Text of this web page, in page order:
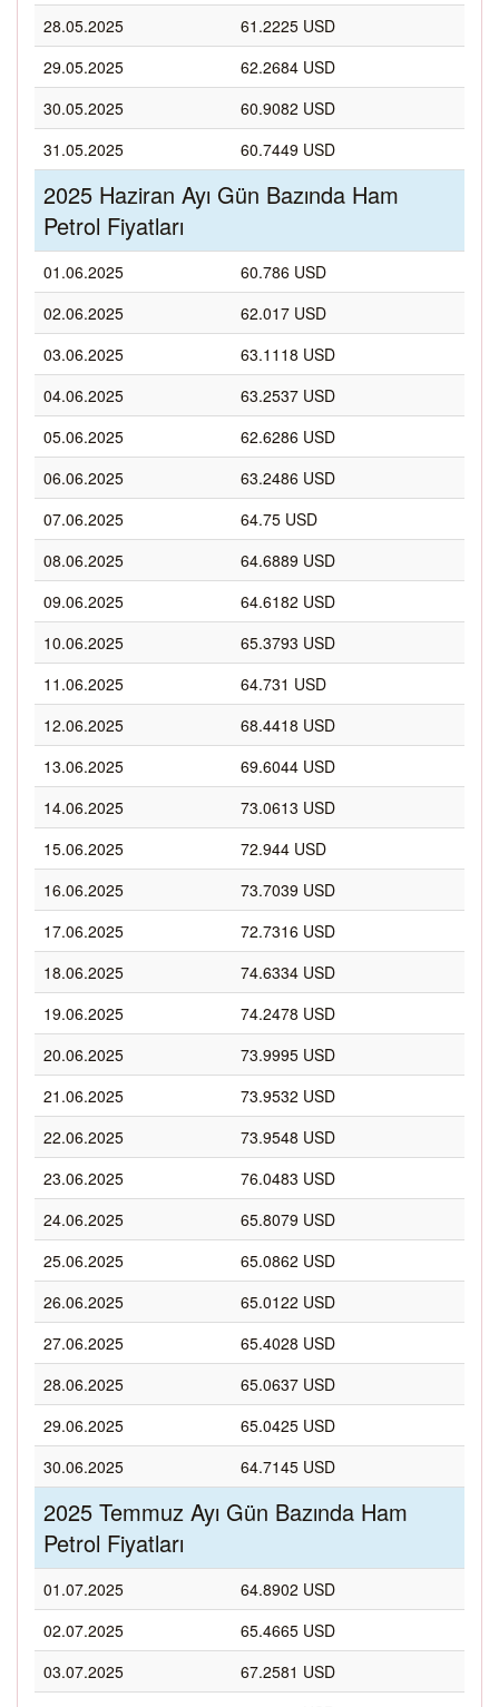
28.05.2025
61.2225 USD
29.05.2025
62.2684 USD
30.05.2025
60.9082 USD
31.05.2025
60.7449 USD
2025 Haziran Ayı Gün Bazında Ham
Petrol Fiyatları
01.06.2025
60.786 USD
02.06.2025
62.017 USD
03.06.2025
63.1118 USD
04.06.2025
63.2537 USD
05.06.2025
62.6286 USD
06.06.2025
63.2486 USD
07.06.2025
64.75 USD
08.06.2025
64.6889 USD
09.06.2025
64.6182 USD
10.06.2025
65.3793 USD
11.06.2025
64.731 USD
12.06.2025
68.4418 USD
13.06.2025
69.6044 USD
14.06.2025
73.0613 USD
15.06.2025
72.944 USD
16.06.2025
73.7039 USD
17.06.2025
72.7316 USD
18.06.2025
74.6334 USD
19.06.2025
74.2478 USD
20.06.2025
73.9995 USD
21.06.2025
73.9532 USD
22.06.2025
73.9548 USD
23.06.2025
76.0483 USD
24.06.2025
65.8079 USD
25.06.2025
65.0862 USD
26.06.2025
65.0122 USD
27.06.2025
65.4028 USD
28.06.2025
65.0637 USD
29.06.2025
65.0425 USD
30.06.2025
64.7145 USD
2025 Temmuz Ayı Gün Bazında Ham
Petrol Fiyatları
01.07.2025
64.8902 USD
02.07.2025
65.4665 USD
03.07.2025
67.2581 USD